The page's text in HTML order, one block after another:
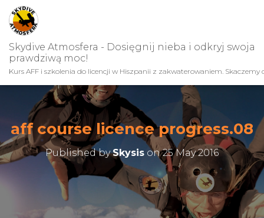
Skydive Atmosfera - Dosięgnij nieba i odkryj swoja
prawdziwą moc!
Kurs AFF i szkolenia do licencji w Hiszpanii z zakwaterowaniem. Skaczemy
aff course licence progress.08
Published bySkysis on25 May 2016